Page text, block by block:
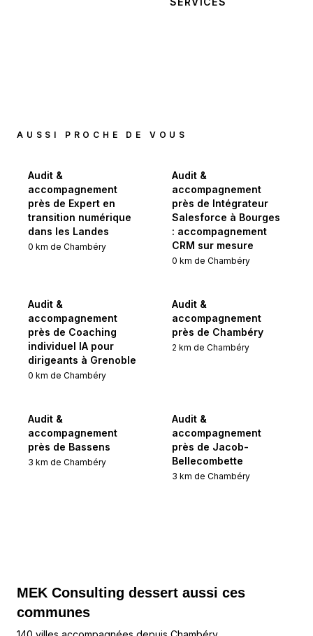
AUSSI PROCHE DE VOUS
Audit &
accompagnement
près de Expert en
transition numérique
dans les Landes
0 km de Chambéry
Audit &
accompagnement
près de Intégrateur
Salesforce à Bourges
: accompagnement
CRM sur mesure
0 km de Chambéry
Audit &
accompagnement
près de Coaching
individuel IA pour
dirigeants à Grenoble
0 km de Chambéry
Audit &
accompagnement
près de Chambéry
2 km de Chambéry
Audit &
accompagnement
près de Bassens
3 km de Chambéry
Audit &
accompagnement
près de Jacob-
Bellecombette
3 km de Chambéry
MEK Consulting dessert aussi ces
communes